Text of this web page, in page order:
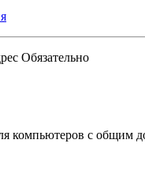
Обязательно
компьютеров с общим